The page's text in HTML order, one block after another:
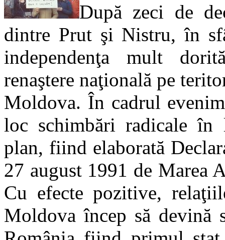
După zeci de
dintre Prut şi Nistru, în
independenţa mult
renaştere naţională pe
Moldova. În cadrul
loc schimbări radicale
plan, fiind elaborată
27 august 1991 de Marea
Cu efecte pozitive,
Moldova încep să devină